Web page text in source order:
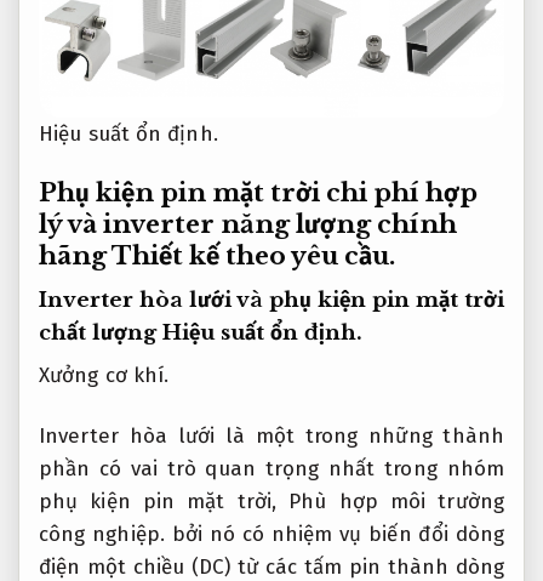
Hiệu suất ổn định.
Phụ kiện pin mặt trời chi phí hợp
lý và inverter năng lượng chính
hãngThiết kế theo yêu cầu.
Inverter hòa lưới và phụ kiện pin mặt trời
chất lượngHiệu suất ổn định.
Xưởng cơ khí.
Inverter hòa lưới là một trong những thành
phần có vai trò quan trọng nhất trong nhóm
phụ kiện pin mặt trời, Phù hợp môi trường
công nghiệp. bởi nó có nhiệm vụ biến đổi dòng
điện một chiều (DC) từ các tấm pin thành dòng